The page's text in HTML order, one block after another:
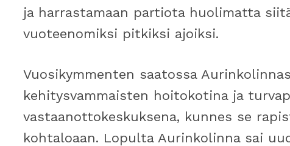
ja harrastamaan partiota huolimatta
vuoteenomiksi pitkiksi ajoiksi.
Vuosikymmenten saatossa
kehitysvammaisten hoitokotina ja
vastaanottokeskuksena, kunnes se
kohtaloaan. Lopulta Aurinkolinna sai